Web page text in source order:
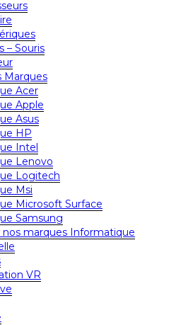
– Souris
Marques
Acer
Apple
Asus
HP
Intel
Lenovo
Logitech
Msi
Microsoft Surface
Samsung
nos marques Informatique
VR